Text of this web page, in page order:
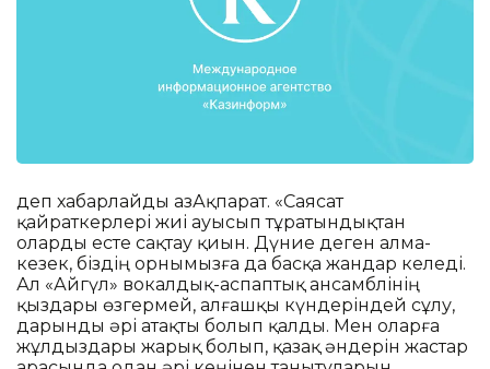
деп хабарлайды ҚазАқпарат. «Саясат
қайраткерлері жиі ауысып тұратындықтан
оларды есте сақтау қиын. Дүние деген алма-
кезек, біздің орнымызға да басқа жандар келеді.
Ал «Айгүл» вокалдық-аспаптық ансамблінің
қыздары өзгермей, алғашқы күндеріндей сұлу,
дарынды әрі атақты болып қалды. Мен оларға
жұлдыздары жарық болып, қазақ әндерін жастар